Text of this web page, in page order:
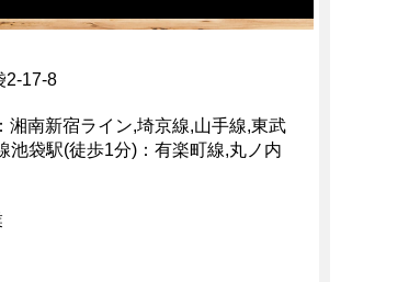
2-17-8
湘南新宿ライン,埼京線,山手線,東武
池袋駅(徒歩1分)：有楽町線,丸ノ内